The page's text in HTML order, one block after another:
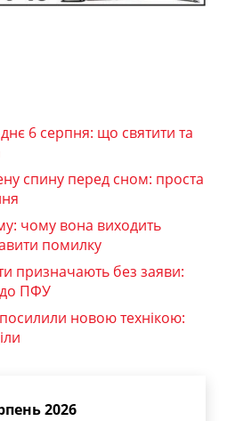
6 серпня: що святити та
спину перед сном: проста
чому вона виходить
помилку
призначають без заяви:
до ПФУ
новою технікою:
2026